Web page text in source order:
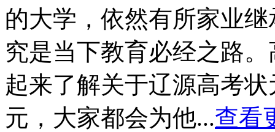
的大学，依然有所家业
究是当下教育必经之路
起来了解关于辽源高考
元，大家都会为他...查看